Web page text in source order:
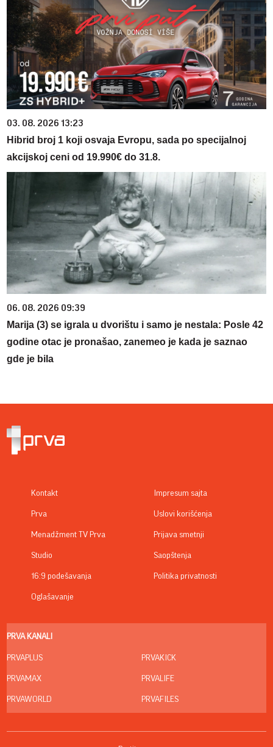
03. 08. 2026 13:23
Hibrid broj 1 koji osvaja Evropu, sada po specijalnoj
akcijskoj ceni od 19.990€ do 31.8.
06. 08. 2026 09:39
Marija (3) se igrala u dvorištu i samo je nestala: Posle 42
godine otac je pronašao, zanemeo je kada je saznao
gde je bila
Kontakt
Prva
Menadžment TV Prva
Studio
16:9 podešavanja
Oglašavanje
Impresum sajta
Uslovi korišćenja
Prijava smetnji
Saopštenja
Politika privatnosti
PRVA KANALI
PRVAPLUS
PRVAMAX
PRVAWORLD
PRVAKICK
PRVALIFE
PRVAFILES